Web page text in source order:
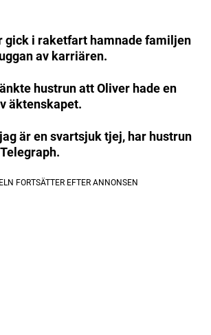
gick i raketfart hamnade familjen
av karriären.
hustrun att Oliver hade en
äktenskapet.
är en svartsjuk tjej, har hustrun